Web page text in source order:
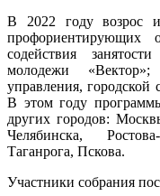
В 2022 году возрос
профориентирующих
содействия
молодежи
управления, городской
В этом году
других городов:
Челябинска,
Таганрога, Пскова.
Участники собрания